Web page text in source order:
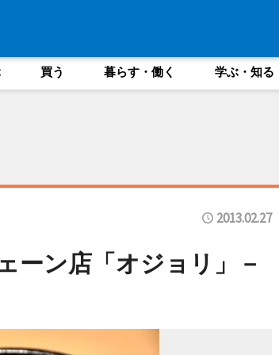
買う 暮らす・働く 学ぶ・知る
2013.02.27
ーン店「オジョリ」－